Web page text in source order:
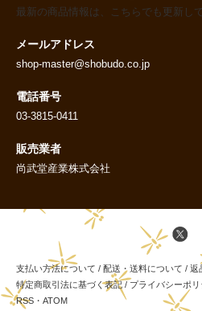
最新の商品情報は、こちらでも更新し
メールアドレス
shop-master@shobudo.co.jp
電話番号
03-3815-0411
販売業者
尚武堂産業株式会社
支払い方法について / 配送・送料について / 返
特定商取引法に基づく表記 / プライバシーポリ
RSS ・ ATOM